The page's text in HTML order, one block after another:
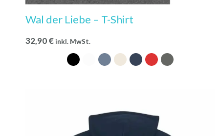
Wal der Liebe – T-Shirt
32,90€ inkl. MwSt.